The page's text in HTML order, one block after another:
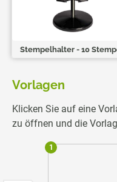
Stempelhalter - 10
Vorlagen
Klicken Sie auf eine
zu öffnen und die
1